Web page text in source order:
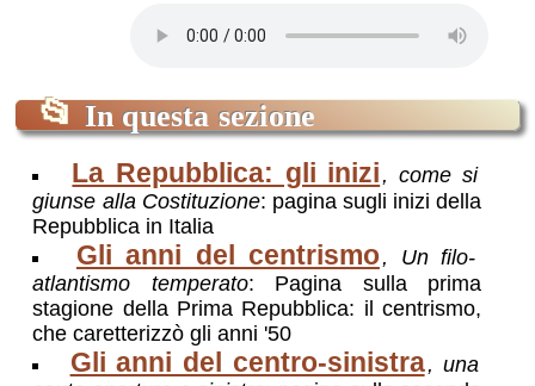
📂 In questa sezione
La Repubblica: gli inizi , come si
giunse alla Costituzione: pagina sugli inizi della
Repubblica in Italia
Gli anni del centrismo, Un filo-
atlantismo temperato: Pagina sulla prima
stagione della Prima Repubblica: il centrismo,
che caretterizzò gli anni '50
Gli anni del centro-sinistra, una